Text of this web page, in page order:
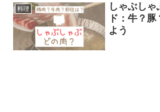
料理
しゃぶしゃ
ド：牛？
よう